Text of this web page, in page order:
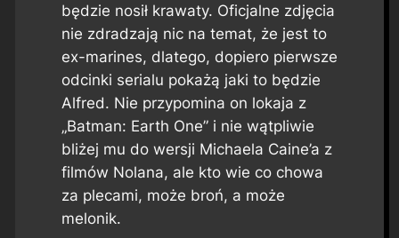
będzie nosił krawaty. Oficjalne zdjęcia
nie zdradzają nic na temat, że jest to
ex-marines, dlatego, dopiero pierwsze
odcinki serialu pokażą jaki to będzie
Alfred. Nie przypomina on lokaja z
„Batman: Earth One” i nie wątpliwie
bliżej mu do wersji Michaela Caine’a z
filmów Nolana, ale kto wie co chowa
za plecami, może broń, a może
melonik.